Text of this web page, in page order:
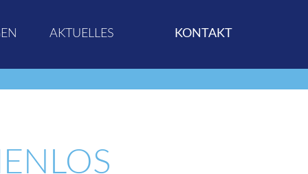
AKTUELLES KONTAKT